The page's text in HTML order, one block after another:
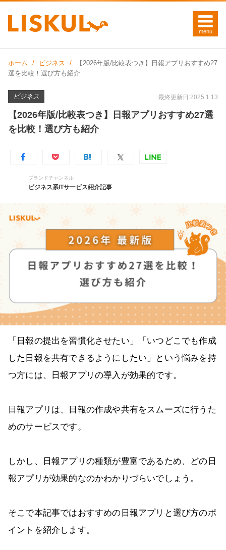
ホーム ビジネス
【2026年版/比較表つき】日報アプリおすすめ27
選を比較！選び方も紹介
ビジネス 最終更新日:2025.1.13
【2026年版/比較表つき】日報アプリおすすめ27選
を比較！選び方も紹介
ブランドチャンネル
ビジネス系ITサービス紹介記事
「日報の提出を習慣化させたい」「いつどこでも作成
した日報を共有できるようにしたい」という悩みを持
つ方には、日報アプリの導入が効果的です。
日報アプリは、日報の作成や共有をスムーズに行うた
めのサービスです。
しかし、日報アプリの種類が豊富であるため、どの日
報アプリが効果的なのかわかりづらいでしょう。
そこで本記事ではおすすめの日報アプリと選び方のポ
イントを紹介します。